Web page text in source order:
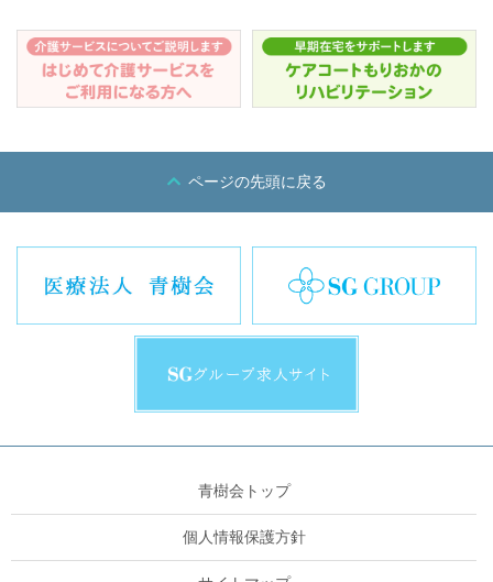
ページの先頭に戻る
青樹会トップ
個人情報保護方針